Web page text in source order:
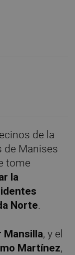
de la
de Manises
tome
la
Norte.
Mansilla, y el
Martínez,